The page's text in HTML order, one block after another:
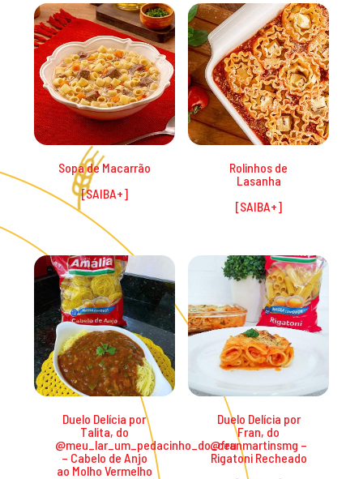
Sopa de Macarrão
Rolinhos de
Lasanha
Duelo Delícia por
Talita, do
@meu_lar_um_pedacinho_do_ceu
– Cabelo de Anjo
ao Molho Vermelho
Duelo Delícia por
Fran, do
@franmartinsmg –
Rigatoni Recheado